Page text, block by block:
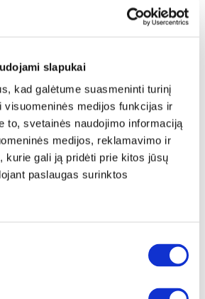
slapukai
kad galėtume suasmeninti turinį
visuomeninės medijos funkcijas ir
to, svetainės naudojimo informaciją
medijos, reklamavimo ir
kurie gali ją pridėti prie kitos jūsų
paslaugas surinktos